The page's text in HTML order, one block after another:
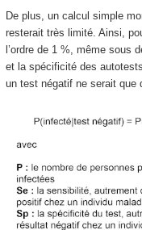
De plus, un calcul simple
resterait très limité. Ainsi,
l’ordre de 1 %, même sous
et la spécificité des
un test négatif ne serait que